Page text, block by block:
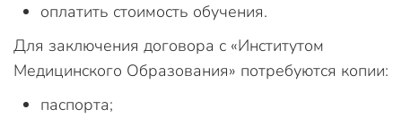
оплатить стоимость обучения.
Для заключения договора с «Институтом
Медицинского Образования» потребуются копии:
паспорта;